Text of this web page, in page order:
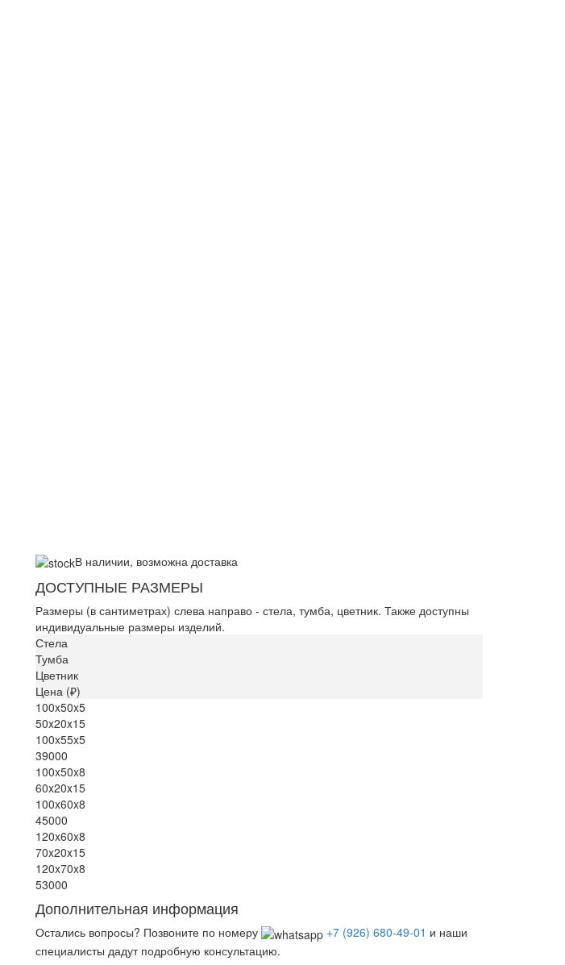
В наличии, возможна доставка
ДОСТУПНЫЕ РАЗМЕРЫ
Размеры (в сантиметрах) слева направо - стела, тумба, цветник. Также доступны
индивидуальные размеры изделий.
Стела
Тумба
Цветник
Цена (₽)
100x50x5
50x20x15
100x55x5
39000
100x50x8
60x20x15
100x60x8
45000
120x60x8
70x20x15
120x70x8
53000
Дополнительная информация
Остались вопросы? Позвоните по номеру +7 (926) 680-49-01 и наши
специалисты дадут подробную консультацию.